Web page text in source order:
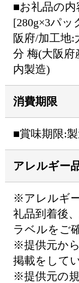
■お礼品の
[280g×3パッ
阪府/加工地:
分 梅(大阪府
内製造)
消費期限
■賞味期限:
アレルギー
※アレルギ
礼品到着後
ラベルをご
※提供元か
掲載をして
※提供元の